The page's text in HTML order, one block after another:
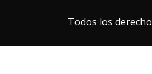
Todos los